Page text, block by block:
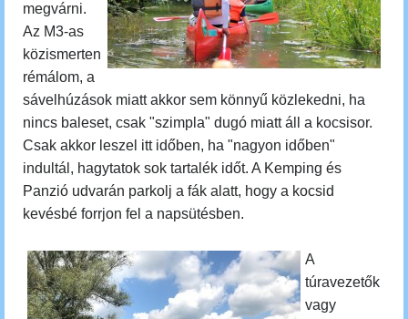
megvárni.
Az M3-as
közismerten
rémálom, a
sávelhúzások miatt akkor sem könnyű közlekedni, ha
nincs baleset, csak "szimpla" dugó miatt áll a kocsisor.
Csak akkor leszel itt időben, ha "nagyon időben"
indultál, hagytatok sok tartalék időt. A Kemping és
Panzió udvarán parkolj a fák alatt, hogy a kocsid
kevésbé forrjon fel a napsütésben.
A
túravezetők
vagy